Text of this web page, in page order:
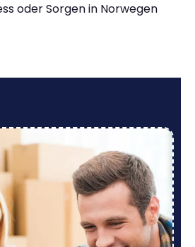
oder Sorgen in Norwegen